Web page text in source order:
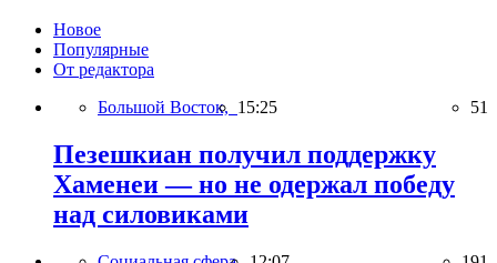
Новое
Популярные
От редактора
Большой Восток, 15:25 51
Пезешкиан получил поддержку
Хаменеи — но не одержал победу
над силовиками